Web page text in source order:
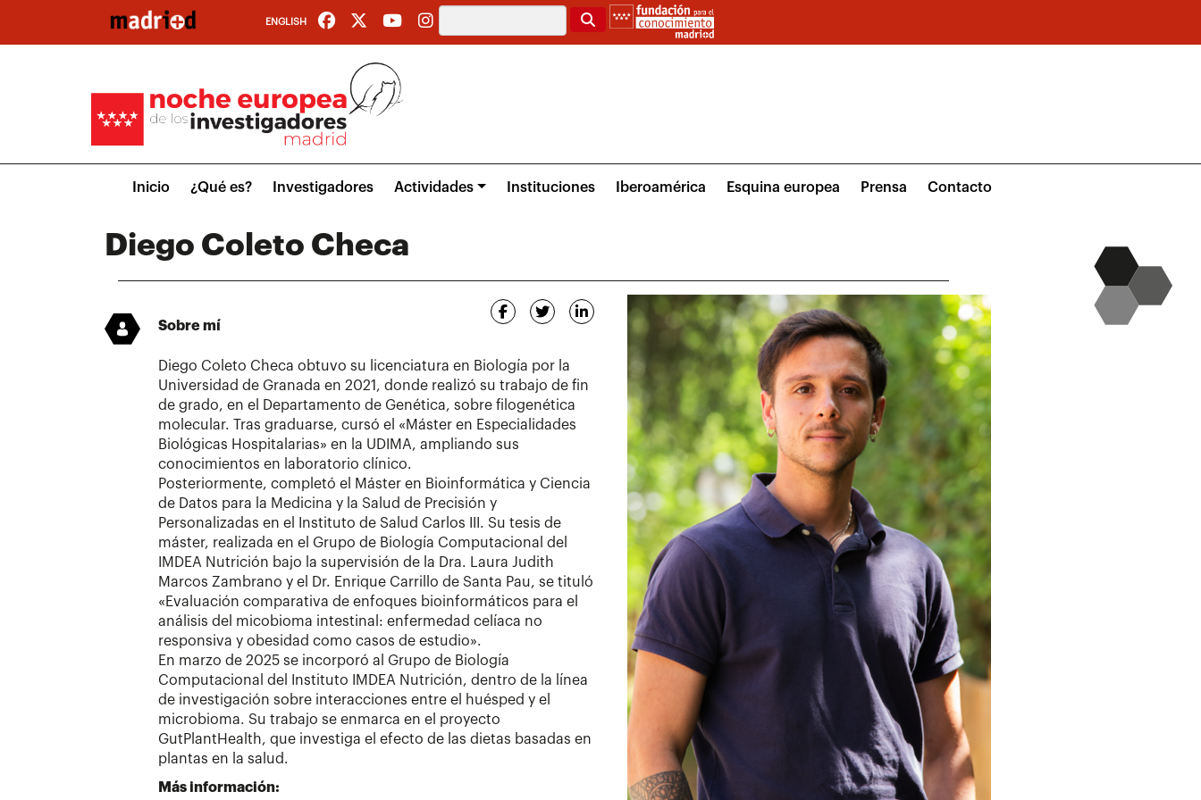
contenido
ENGLISH Buscar
menuInicio ¿Qué es? Investigadores Actividades Instituciones Iberoamérica Esquina europea Prensa Contacto
Diego Coleto Checa
Sobre mí
Diego Coleto Checa obtuvo su licenciatura en Biología por la
Universidad de Granada en 2021, donde realizó su trabajo de fin
de grado, en el Departamento de Genética, sobre filogenética
molecular. Tras graduarse, cursó el «Máster en Especialidades
Biológicas Hospitalarias» en la UDIMA, ampliando sus
conocimientos en laboratorio clínico.
Posteriormente, completó el Máster en Bioinformática y Ciencia
de Datos para la Medicina y la Salud de Precisión y
Personalizadas en el Instituto de Salud Carlos III. Su tesis de
máster, realizada en el Grupo de Biología Computacional del
IMDEA Nutrición bajo la supervisión de la Dra. Laura Judith
Marcos Zambrano y el Dr. Enrique Carrillo de Santa Pau, se tituló
«Evaluación comparativa de enfoques bioinformáticos para el
análisis del micobioma intestinal: enfermedad celíaca no
responsiva y obesidad como casos de estudio».
En marzo de 2025 se incorporó al Grupo de Biología
Computacional del Instituto IMDEA Nutrición, dentro de la línea
de investigación sobre interacciones entre el huésped y el
microbioma. Su trabajo se enmarca en el proyecto
GutPlantHealth, que investiga el efecto de las dietas basadas en
plantas en la salud.
Más información: